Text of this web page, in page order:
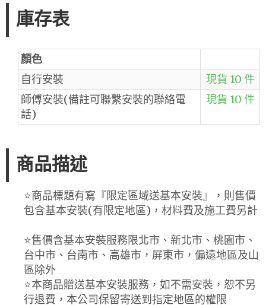
庫存表
顏色
自行安裝
現貨 10 件
師傅安裝(備註可聯繫安裝的聯絡電
話)
現貨 10 件
商品描述
⭐️商品標題有寫『限定區域送基本安裝』，則售價
包含基本安裝(有限定地區)，材料費及施工費另計
⭐️售價含基本安裝服務限北市、新北市、桃園市、
台中市、台南市、高雄市，屏東市，偏遠地區及山
區除外
⭐️本商品贈送基本安裝服務，如不需安裝，恕不另
行退費，本公司保留寄送到指定地區的權限